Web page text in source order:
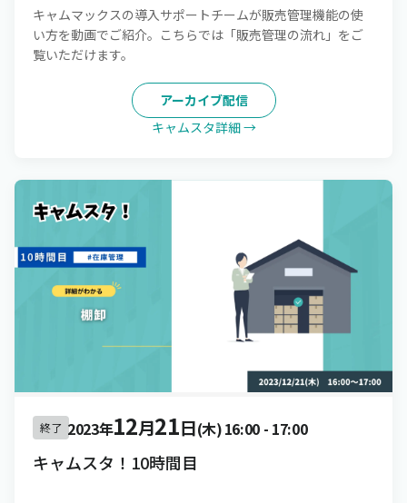
キャムマックスの導入サポートチームが販売管理機能の使
い方を動画でご紹介。こちらでは「販売管理の流れ」をご
覧いただけます。
アーカイブ配信
キャムスタ詳細 →
終了 2023年12月21日(木)16:00- 17:00
キャムスタ！10時間目